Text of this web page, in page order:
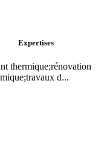
Expertises
thermique;rénovation
d...